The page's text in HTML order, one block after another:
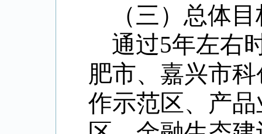
（三）总体
通过5年左右
肥市、嘉兴市
作示范区、产